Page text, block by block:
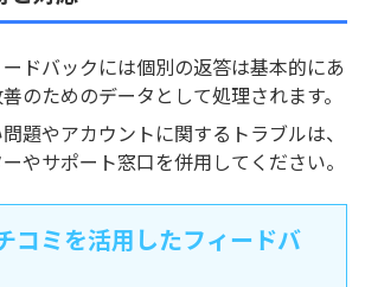
ドバックには個別の返答は基本的にあ
のためのデータとして処理されます。
題やアカウントに関するトラブルは、
やサポート窓口を併用してください。
コミを活用したフィードバ